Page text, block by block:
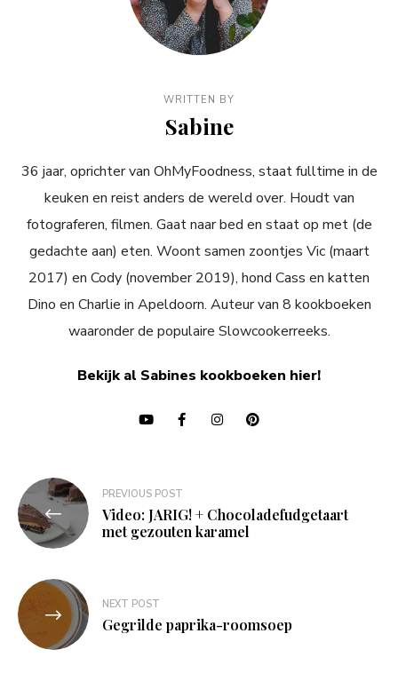
WRITTEN BY
Sabine
36 jaar, oprichter van OhMyFoodness, staat fulltime in de
keuken en reist anders de wereld over. Houdt van
fotograferen, filmen. Gaat naar bed en staat op met (de
gedachte aan) eten. Woont samen zoontjes Vic (maart
2017) en Cody (november 2019), hond Cass en katten
Dino en Charlie in Apeldoorn. Auteur van 8 kookboeken
waaronder de populaire Slowcookerreeks.
Bekijk al Sabines kookboeken hier!
Bericht
navigatie
PREVIOUS POST
Video: JARIG! + Chocoladefudgetaart
met gezouten karamel
NEXT POST
Gegrilde paprika-roomsoep